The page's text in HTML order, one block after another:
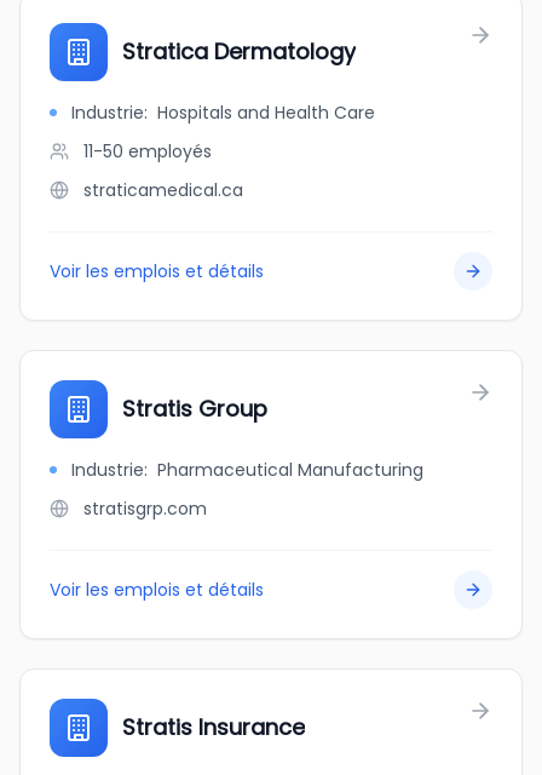
Stratica Dermatology
Industrie: Hospitals and Health Care
11-50 employés
straticamedical.ca
Voir les emplois et détails
Stratis Group
Industrie: Pharmaceutical Manufacturing
stratisgrp.com
Voir les emplois et détails
Stratis Insurance